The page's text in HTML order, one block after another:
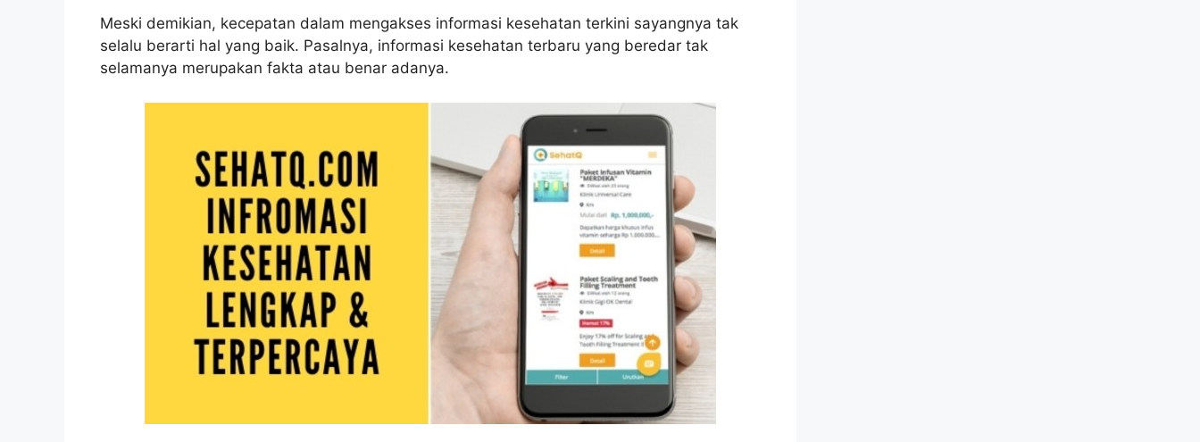
Meski demikian, kecepatan dalam mengakses informasi kesehatan terkini sayangnya tak
selalu berarti hal yang baik. Pasalnya, informasi kesehatan terbaru yang beredar tak
selamanya merupakan fakta atau benar adanya.